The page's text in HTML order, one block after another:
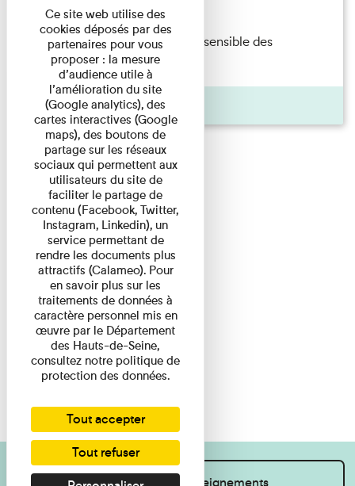
14/12/2022
Embarquez dans une traversée sensible des
collections et explorez les ...
Actualité
Je souhaite des renseignements
Ce site web utilise des
cookies déposés par des
partenaires pour vous
proposer : la mesure
d’audience utile à
l’amélioration du site
(Google analytics), des
cartes interactives (Google
maps), des boutons de
partage sur les réseaux
sociaux qui permettent aux
utilisateurs du site de
faciliter le partage de
contenu (Facebook, Twitter,
Instagram, Linkedin), un
service permettant de
rendre les documents plus
attractifs (Calameo). Pour
en savoir plus sur les
traitements de données à
caractère personnel mis en
œuvre par le Département
des Hauts-de-Seine,
consultez notre politique de
protection des données.
Tout accepter
Tout refuser